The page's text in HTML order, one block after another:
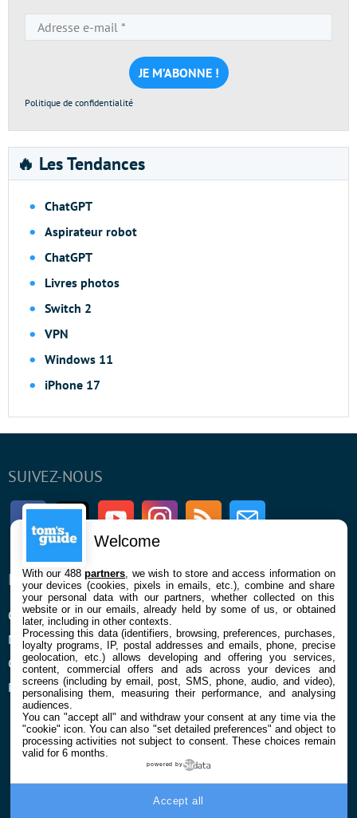
e-
mail
*
Politique de confidentialité
🔥 Les Tendances
ChatGPT
Aspirateur robot
ChatGPT
Livres photos
Switch 2
VPN
Windows 11
iPhone 17
SUIVEZ-NOUS
FacebookTwitter Youtube InstagramRSS Newsletter
ENTREPRISE
Qui sommes nous
Mentions légales et CGU
Confidentialité et Cookies
Préférences cookies
À PROPOS
La rédaction
Contact
Welcome
With our 488partners , we wish to store and access information on
your devices (cookies, pixels in emails, etc.), combine and share
your personal data with our partners, whether collected on this
website or in our emails, already held by some of us, or obtained
later, including in other contexts.
Processing this data (identifiers, browsing, preferences, purchases,
loyalty programs, IP, postal addresses and emails, phone, precise
geolocation, etc.) allows developing and offering you services,
content, commercial offers and ads across your devices and
screens (including by email, post, SMS, phone, audio, and video),
personalising them, measuring their performance, and analysing
audiences.
You can "accept all" and withdraw your consent at any time via the
"cookie" icon. You can also "set detailed preferences" and object to
processing activities not subject to consent. These choices remain
valid for 6 months.
powered by
Accept all